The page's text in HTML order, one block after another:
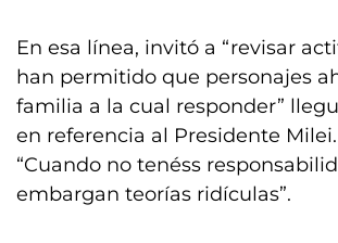
En esa línea, invitó a “revisar
han permitido que personajes
familia a la cual responder”
en referencia al Presidente
“Cuando no tenéss
embargan teorías ridículas”.